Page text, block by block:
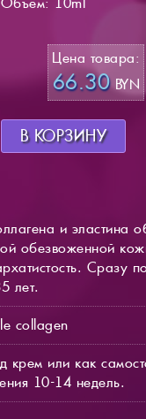
Цена товара:
66.30BYN
В КОРЗИНУ
и
обезвоженной
Сразу
лет.
collagen
или как
10-14 недель.